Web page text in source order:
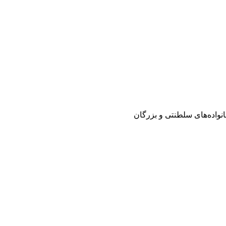
سلطنتی و بزرگان